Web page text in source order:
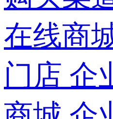
在线商
门店 企